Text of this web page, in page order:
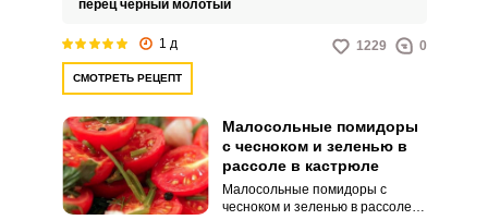
Интересное угощение можно
перец чёрный молотый
1 д 1229 0
СМОТРЕТЬ РЕЦЕПТ
Малосольные помидоры
с чесноком и зеленью в
рассоле в кастрюле
Малосольные помидоры с
чесноком и зеленью в рассоле в